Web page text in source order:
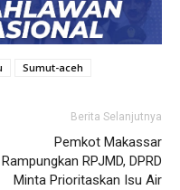
Sumut-aceh
Berita Selanjutnya
Pemkot Makassar
Rampungkan RPJMD, DPRD
Minta Prioritaskan Isu Air